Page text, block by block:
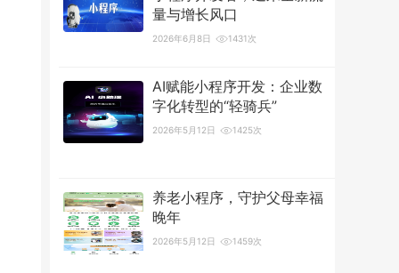
量与增长风口
2026年6月8日 1431次
AI赋能小程序开发：企业数
字化转型的“轻骑兵”
2026年5月12日 1425次
养老小程序，守护父母幸福
晚年
2026年5月12日 1459次